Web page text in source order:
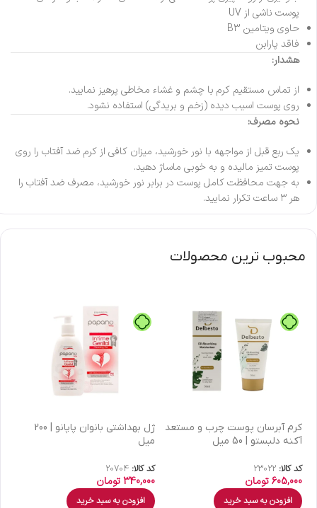
پوست ناشی از UV
حاوی ویتامین B3
فاقد پارابن
هشدار:
از تماس مستقیم کرم با چشم و غشاء مخاطی پرهیز نمایید.
روی پوست اسیب دیده (زخم و بریدگی) استفاده نشود.
نحوه مصرف:
یک ربع قبل از مواجهه با نور خورشید، میزان کافی از کرم ضد آفتاب را روی
پوست تمیز مالیده و به خوبی ماساژ دهید.
به جهت محافظت کامل پوست در برابر نور خورشید، مصرف ضد آفتاب را
هر ۳ ساعت تکرار نمایید.
محبوب ترین محصولات
كرم آبرسان پوست چرب و مستعد
آکنه دلبستو | 50 میل
کد کالا: 23022
605,000تومان
افزودن به سبد خرید
ژل بهداشتی بانوان پاپانو | 200
میل
کد کالا: 20704
340,000تومان
افزودن به سبد خرید